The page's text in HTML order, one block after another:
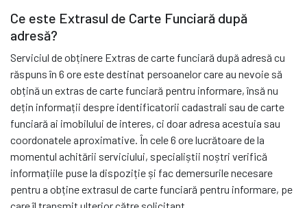
Ce este Extrasul de Carte Funciară după
adresă?
Serviciul de obținere Extras de carte funciară după adresă cu
răspuns în 6 ore este destinat persoanelor care au nevoie să
obțină un extras de carte funciară pentru informare, însă nu
dețin informații despre identificatorii cadastrali sau de carte
funciară ai imobilului de interes, ci doar adresa acestuia sau
coordonatele aproximative. În cele 6 ore lucrătoare de la
momentul achitării serviciului, specialiștii noștri verifică
informațiile puse la dispoziție și fac demersurile necesare
pentru a obține extrasul de carte funciară pentru informare, pe